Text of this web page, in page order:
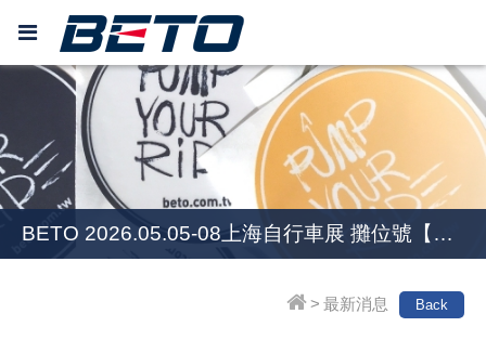
BETO 2026.06.24-27 歐洲自行車展EUROBIKE [Hall 8.0] C49
BETO 2026.05.05-08上海自行車展 攤位號【W4】1521
BETO 2026.06.24-27 歐洲自行車展EUROBIKE [Hall 8.0] C49
BETO 2026.05.05-08上海自行車展 攤位號【W4】1521
> 最新消息 Back